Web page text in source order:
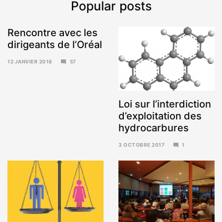
Popular posts
Rencontre avec les
dirigeants de l’Oréal
12 JANVIER 2018
57
Loi sur l’interdiction
d’exploitation des
hydrocarbures
3 OCTOBRE 2017
2017
1